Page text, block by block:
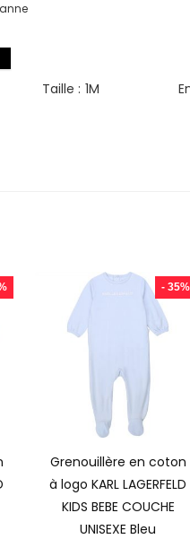
Taille : 1M
- 35%
Grenouillère en coton
à logo KARL LAGERFELD
KIDS BEBE COUCHE
UNISEXE Bleu